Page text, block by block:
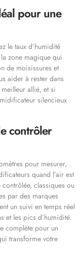
pour une
le taux d’humidité
zone magique qui
de moisissures et
aider à rester dans
allié, et si
silencieux
contrôler
pour mesurer,
quand l’air est
classiques ou
par des marques
un suivi en temps réel
et les pics d’humidité.
complète pour un
transforme votre